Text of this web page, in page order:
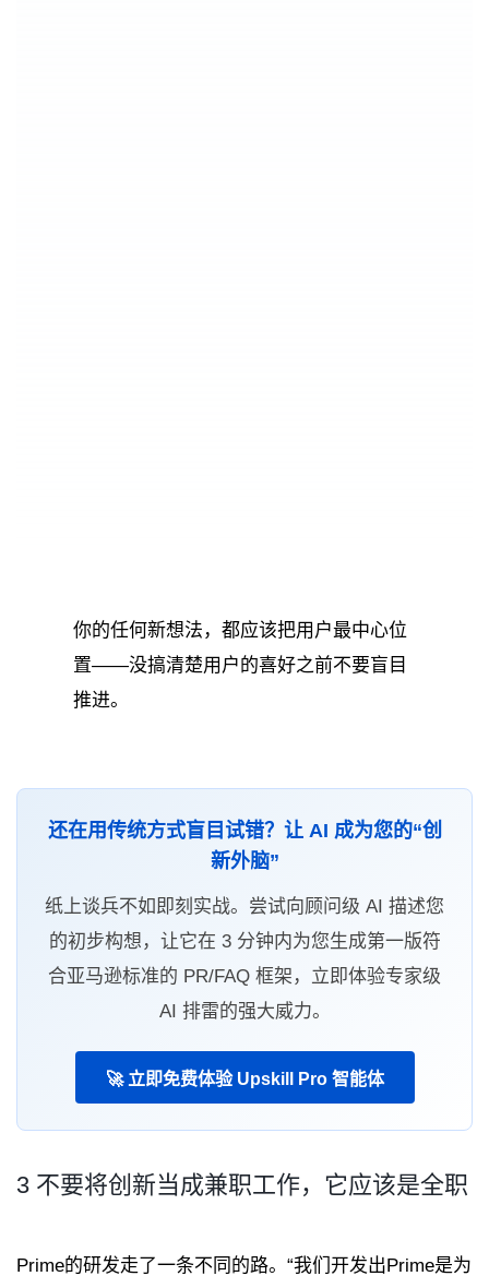
你的任何新想法，都应该把用户最中心位
置——没搞清楚用户的喜好之前不要盲目
推进。
还在用传统方式盲目试错？让 AI 成为您的“创
新外脑”
纸上谈兵不如即刻实战。尝试向顾问级 AI 描述您
的初步构想，让它在 3 分钟内为您生成第一版符
合亚马逊标准的 PR/FAQ 框架，立即体验专家级
AI 排雷的强大威力。
🚀 立即免费体验 Upskill Pro 智能体
3 不要将创新当成兼职工作，它应该是全职
Prime的研发走了一条不同的路。“我们开发出Prime是为